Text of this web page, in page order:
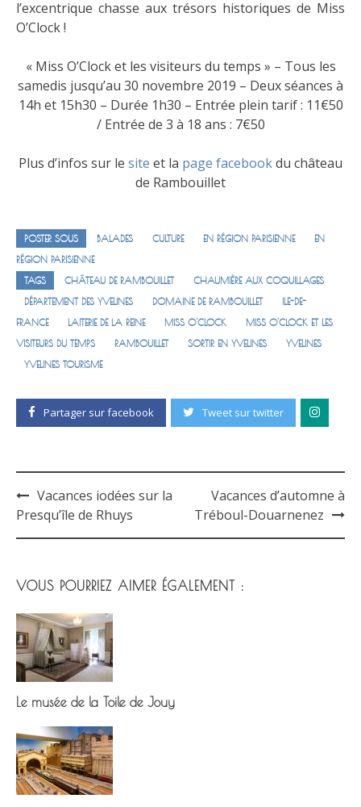
l’excentrique chasse aux trésors historiques de Miss
O’Clock !
« Miss O’Clock et les visiteurs du temps » – Tous les
samedis jusqu’au 30 novembre 2019 – Deux séances à
14h et 15h30 – Durée 1h30 – Entrée plein tarif : 11€50
/ Entrée de 3 à 18 ans : 7€50
Plus d’infos sur le site et la page facebookdu château
de Rambouillet
POSTER SOUS BALADES CULTURE EN RÉGION PARISIENNE
EN
RÉGION PARISIENNE
TAGS
CHÂTEAU DE RAMBOUILLET
CHAUMIÈRE AUX COQUILLAGES
DÉPARTEMENT DES YVELINES
DOMAINE DE RAMBOUILLET
ILE-DE-
FRANCE
LAITERIE DE LA REINE MISS O'CLOCK
MISS O'CLOCK ET LES
VISITEURS DU TEMPS
RAMBOUILLET SORTIR EN YVELINES
YVELINES
YVELINES TOURISME
Partager sur facebook Tweet sur twitter
Post
navigation
Vacances iodées sur la
Presqu’île de Rhuys
Vacances d’automne à
Tréboul-Douarnenez
VOUS POURRIEZ AIMER ÉGALEMENT :
Le musée de la Toile de Jouy